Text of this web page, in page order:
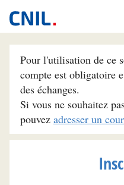
Pour l'utilisation de ce
compte est obligatoire
des échanges.
Si vous ne souhaitez
pouvez adresser un